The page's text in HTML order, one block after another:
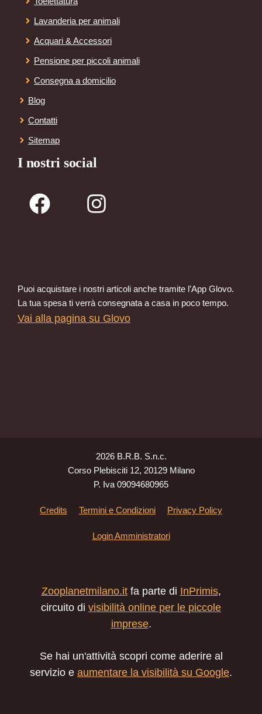
Lavanderia per animali
Acquari & Accessori
Pensione per piccoli animali
Consegna a domicilio
Blog
Contatti
Sitemap
I nostri social
Puoi acquistare i nostri articoli anche tramite l’App Glovo.
La tua spesa ti verrà consegnata a casa in poco tempo.
Vai alla pagina su Glovo
2026 B.R.B. S.n.c.
Corso Plebisciti 12, 20129 Milano
P. Iva 09094680965
Credits Termini e Condizioni Privacy Policy
Login Amministratori
Zooplanetmilano.itfa parte di InPrimis,
circuito di visibilità online per le piccole
imprese.
Se hai un'attività scopri come aderire al
servizio e aumentare la visibilità su Google.